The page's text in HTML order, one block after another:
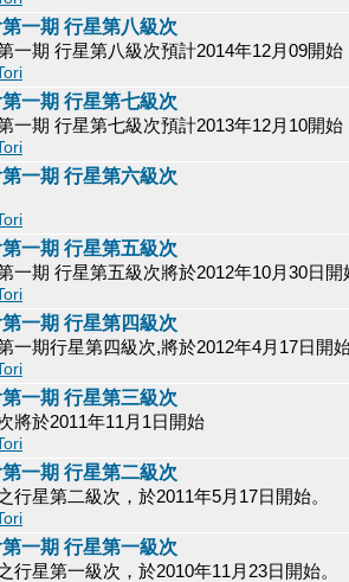
一期 行星第八級次
一期 行星第八級次預計2014年12月09開始
一期 行星第七級次
一期 行星第七級次預計2013年12月10開始
一期 行星第六級次
一期 行星第五級次
一期 行星第五級次將於2012年10月30日開
一期 行星第四級次
一期行星第四級次,將於2012年4月17日開
一期 行星第三級次
將於2011年11月1日開始
一期 行星第二級次
行星第二級次，於2011年5月17日開始。
一期 行星第一級次
行星第一級次，於2010年11月23日開始。